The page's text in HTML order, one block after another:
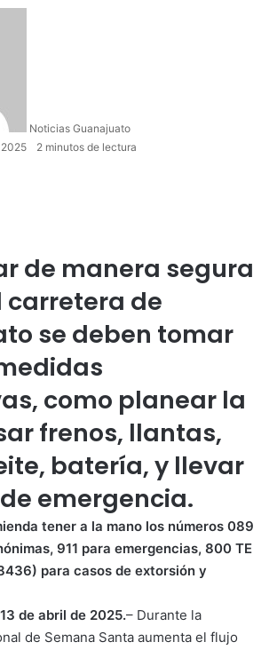
Noticias Guanajuato
2 minutos de lectura
de manera segura
carretera de
se deben tomar
como planear la
frenos, llantas,
batería, y llevar
emergencia.
tener a la mano los números 089
911 para emergencias, 800 TE
para casos de extorsión y
de abril de 2025.– Durante la
de Semana Santa aumenta el flujo